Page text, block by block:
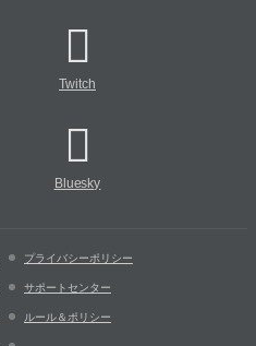
Twitch
Bluesky
プライバシーポリシー
サポートセンター
ルール＆ポリシー